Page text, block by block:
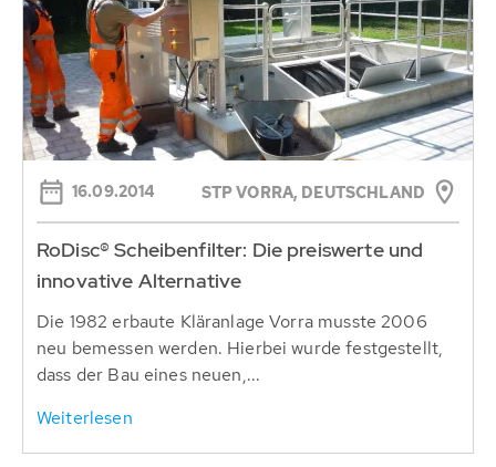
16.09.2014 STP VORRA, DEUTSCHLAND
RoDisc® Scheibenfilter: Die preiswerte und
innovative Alternative
Die 1982 erbaute Kläranlage Vorra musste 2006
neu bemessen werden. Hierbei wurde festgestellt,
dass der Bau eines neuen,...
Weiterlesen